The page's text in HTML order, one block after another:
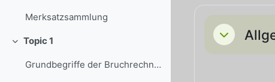
Merksatzsammlung
Einklappen
Topic 1
Grundbegriffe der Bruchrechnung
Einklappen